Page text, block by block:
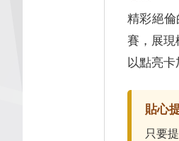
精彩絕
賽，展現
以點亮卡
貼心
只要